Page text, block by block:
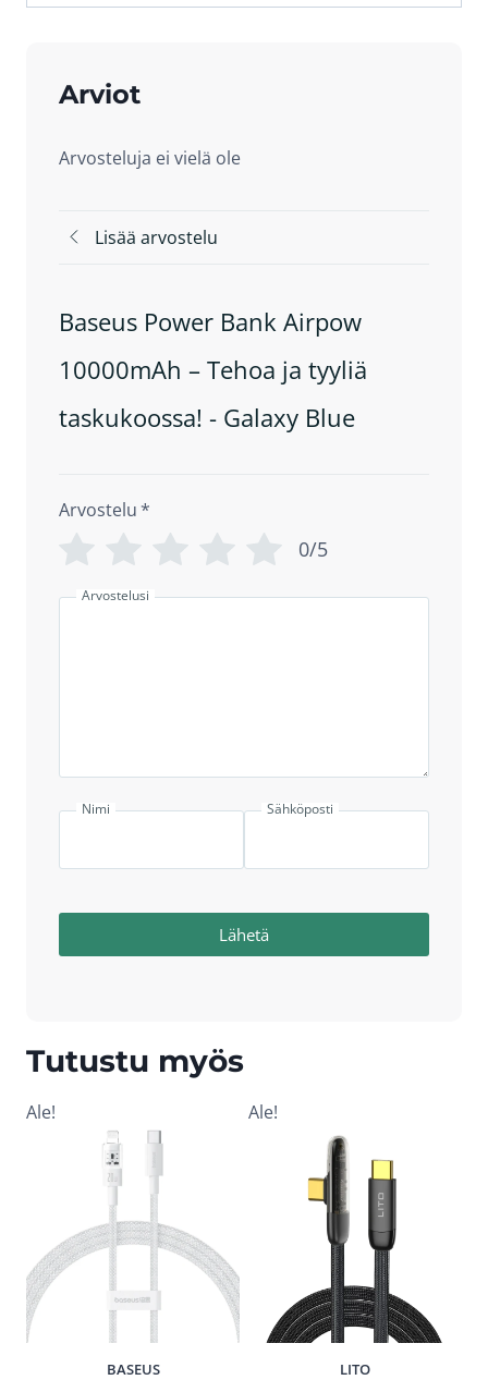
Arviot
Arvosteluja ei vielä ole
Lisää arvostelu
Baseus Power Bank Airpow
10000mAh – Tehoa ja tyyliä
taskukoossa! - Galaxy Blue
Arvostelu *
0/5
Arvostelusi
Nimi Sähköposti
Lähetä
Tutustu myös
Ale!
BASEUS
Ale!
LITO